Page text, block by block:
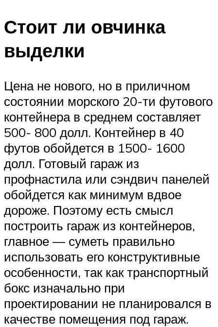
Стоит ли овчинка
выделки
Цена не нового, но в приличном
состоянии морского 20-ти футового
контейнера в среднем составляет
500- 800 долл. Контейнер в 40
футов обойдется в 1500- 1600
долл. Готовый гараж из
профнастила или сэндвич панелей
обойдется как минимум вдвое
дороже. Поэтому есть смысл
построить гараж из контейнеров,
главное — суметь правильно
использовать его конструктивные
особенности, так как транспортный
бокс изначально при
проектировании не планировался в
качестве помещения под гараж.